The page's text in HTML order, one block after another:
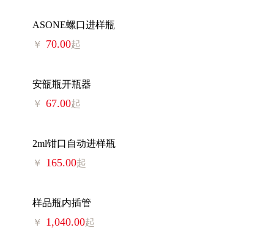
ASONE螺口进样瓶
￥ 70.00起
安瓿瓶开瓶器
￥ 67.00起
2ml钳口自动进样瓶
￥ 165.00起
样品瓶内插管
￥ 1,040.00起